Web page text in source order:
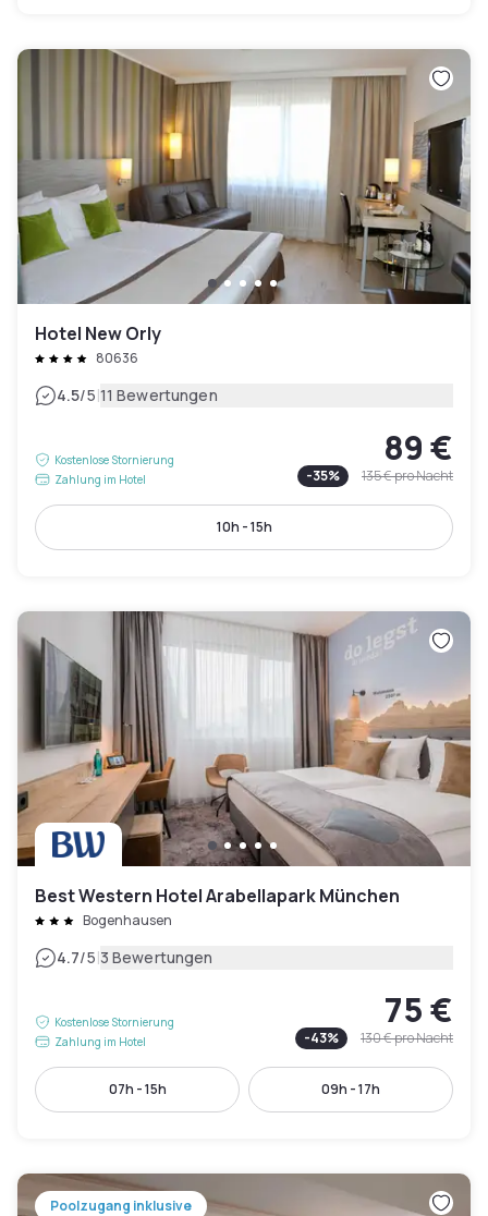
Hotel New Orly
80636
4.5/5|11 Bewertungen
Kostenlose Stornierung
Zahlung im Hotel
89 €
-35% 135 €pro Nacht
10h - 15h
Best Western Hotel Arabellapark München
Bogenhausen
4.7/5|3 Bewertungen
Kostenlose Stornierung
Zahlung im Hotel
75 €
-43% 130 €pro Nacht
07h - 15h 09h - 17h
Poolzugang inklusive